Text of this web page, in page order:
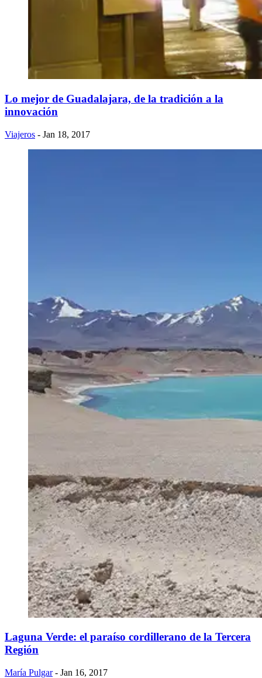
Lo mejor de Guadalajara, de la tradición a la
innovación
Viajeros - Jan 18, 2017
Laguna Verde: el paraíso cordillerano de la Tercera
Región
María Pulgar - Jan 16, 2017